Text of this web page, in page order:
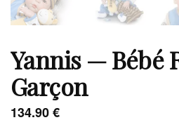
Yannis — Bébé
Garçon
134.90€